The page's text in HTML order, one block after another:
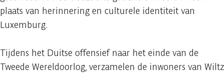
plaats van herinnering en culturele identiteit van
Luxemburg.
Tijdens het Duitse offensief naar het einde van de
Tweede Wereldoorlog, verzamelen de inwoners van Wiltz